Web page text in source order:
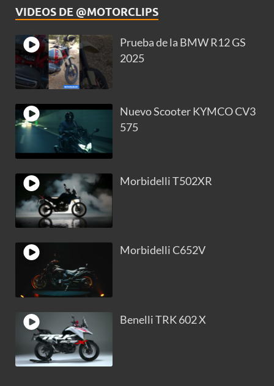
VIDEOS DE @MOTORCLIPS
Prueba de la BMW R12 GS
2025
Nuevo Scooter KYMCO CV3
575
Morbidelli T502XR
Morbidelli C652V
Benelli TRK 602 X